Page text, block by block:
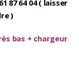
87 64 04 ( laisser
)
bas + chargeur